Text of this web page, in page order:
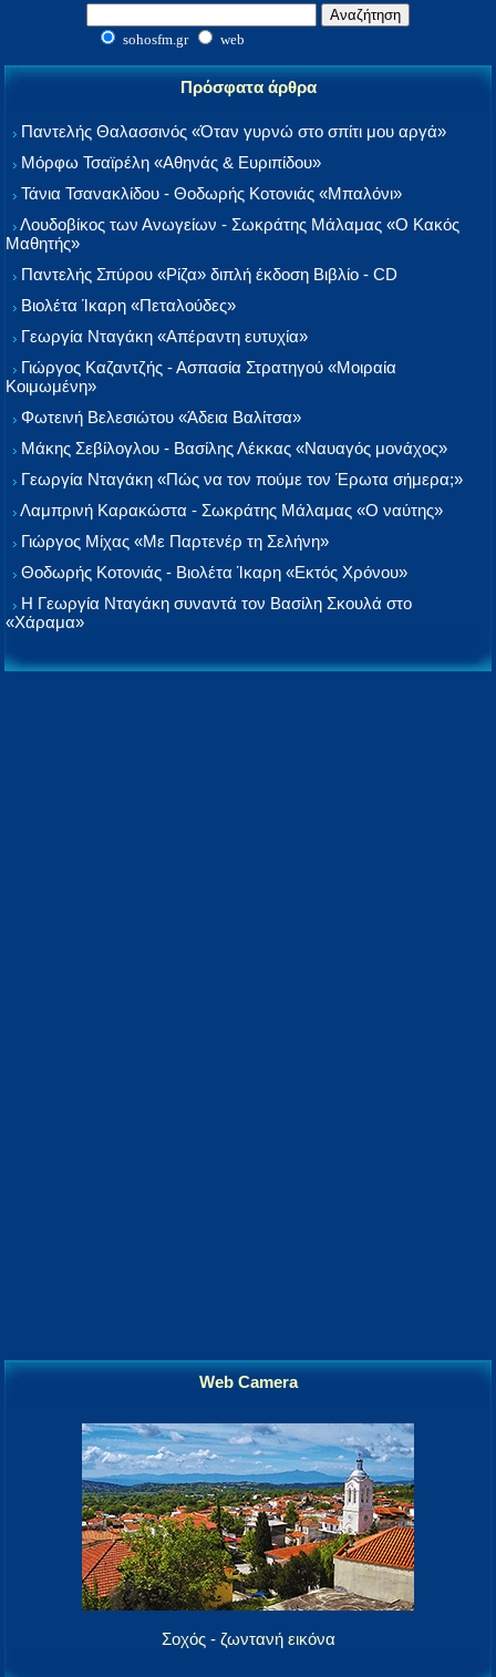
sohosfm.gr web
Πρόσφατα άρθρα
Παντελής Θαλασσινός «Όταν γυρνώ στο σπίτι μου αργά»
Μόρφω Τσαϊρέλη «Αθηνάς & Ευριπίδου»
Τάνια Τσανακλίδου - Θοδωρής Κοτονιάς «Μπαλόνι»
Λουδοβίκος των Ανωγείων - Σωκράτης Μάλαμας «Ο Κακός
Μαθητής»
Παντελής Σπύρου «Ρίζα» διπλή έκδοση Βιβλίο - CD
Βιολέτα Ίκαρη «Πεταλούδες»
Γεωργία Νταγάκη «Aπέραντη ευτυχία»
Γιώργος Καζαντζής - Ασπασία Στρατηγού «Μοιραία
Κοιμωμένη»
Φωτεινή Βελεσιώτου «Άδεια Βαλίτσα»
Μάκης Σεβίλογλου - Βασίλης Λέκκας «Ναυαγός μονάχος»
Γεωργία Νταγάκη «Πώς να τον πούμε τον Έρωτα σήμερα;»
Λαμπρινή Καρακώστα - Σωκράτης Μάλαμας «Ο ναύτης»
Γιώργος Μίχας «Με Παρτενέρ τη Σελήνη»
Θοδωρής Κοτονιάς - Βιολέτα Ίκαρη «Εκτός Χρόνου»
Η Γεωργία Νταγάκη συναντά τον Βασίλη Σκουλά στο
«Χάραμα»
Web Camera
Σοχός - ζωντανή εικόνα